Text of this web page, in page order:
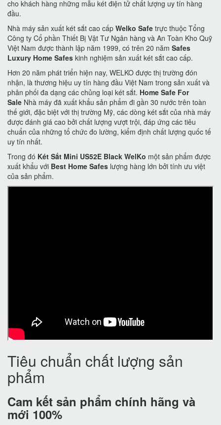
cho khách hàng những mẫu két điện tử chất lượng uy tín hàng
đầu.
Nhà máy sản xuất két sắt cao cấp Welko Safe trực thuộc Tổng
Công ty Cổ phần Thiết Bị Vật Tư Ngân hàng và An Toàn Kho Quỹ
Việt Nam được thành lập năm 1999, có trên 20 năm Safes
Luxury Home Safes kinh nghiệm sản xuất két sắt cao cấp.
Hơn 20 năm phát triển hiện nay, WELKO được thị trường đón
nhận, là thương hiệu uy tín hàng đầu Việt Nam trong sản xuất và
phân phối đa dạng các chủng loại két sắt. Home Safe For
Sale Nhà máy đã xuất khẩu sản phẩm đi gần 30 nước trên toàn
thế giới, đặc biệt với thị trường Mỹ, các dòng két sắt của nhà máy
được đánh giá cao bởi chất lượng vượt trội, đáp ứng các tiêu
chuẩn của những tổ chức đo lường, kiểm định chất lượng quốc tế
uy tín nhất.
Trong đó Két Sắt Mini US52E Black WelKo một sản phẩm được
xuất khẩu với Best Home Safes lượng hàng lớn bởi tính ưu việt
của sản phẩm.
Tiêu chuẩn chất lượng sản
phẩm
Cam kết sản phẩm chính hãng và
mới 100%